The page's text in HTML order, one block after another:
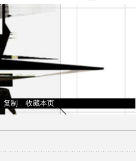
复制 收藏本页